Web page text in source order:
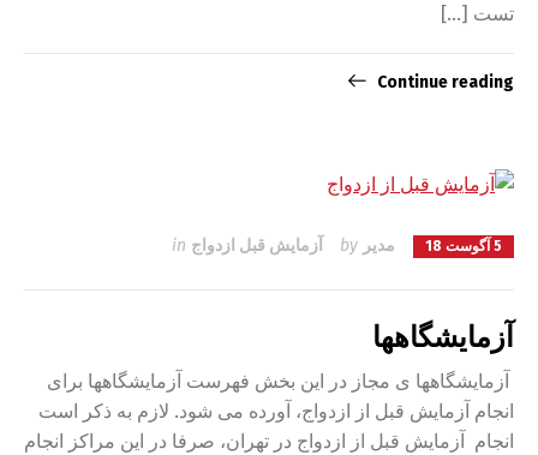
تست […]
Continue reading
5 آگوست 18 مدیر آزمایش قبل ازدواج
آزمایشگاهها
آزمایشگاهها ی مجاز در این بخش فهرست آزمایشگاهها برای
انجام آزمایش قبل از ازدواج، آورده می شود. لازم به ذکر است
انجام آزمایش قبل از ازدواج در تهران، صرفا در این مراکز انجام